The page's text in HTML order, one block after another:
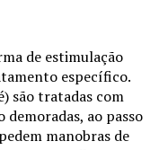
de estimulação
específico.
são tratadas com
demoradas, ao passo
manobras de